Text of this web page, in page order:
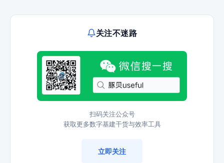
关注不迷路
扫码关注公众号
获取更多数字基建干货与效率工具
立即关注